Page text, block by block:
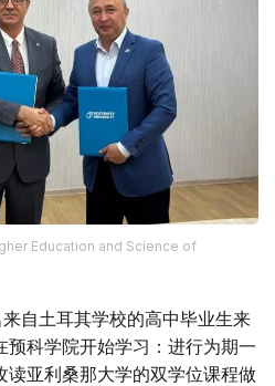
Education and Science of
自土耳其学校的高中毕业生来
科学院开始学习：进行为期一
读亚利桑那大学的双学位课程做